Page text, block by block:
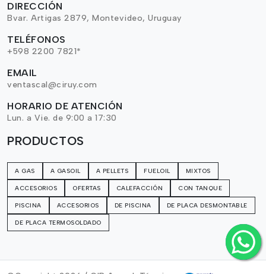
DIRECCIÓN
Bvar. Artigas 2879, Montevideo, Uruguay
TELÉFONOS
+598 2200 7821*
EMAIL
ventascal@ciruy.com
HORARIO DE ATENCIÓN
Lun. a Vie. de 9:00 a 17:30
PRODUCTOS
A GAS A GASOIL A PELLETS FUELOIL MIXTOS
ACCESORIOS OFERTAS CALEFACCIÓN CON TANQUE
PISCINA ACCESORIOS DE PISCINA DE PLACA DESMONTABLE
DE PLACA TERMOSOLDADO